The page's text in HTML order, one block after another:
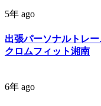
5年 ago
出張パーソナルトレ
クロムフィット湘南
6年 ago